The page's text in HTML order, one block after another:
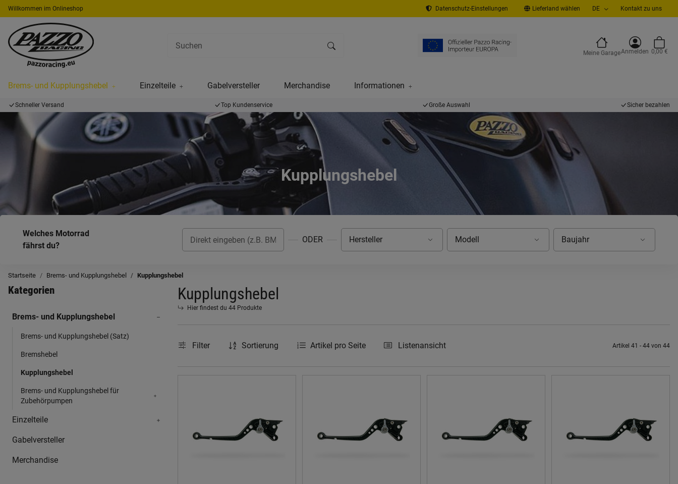
Willkommen im Onlineshop Datenschutz-Einstellungen Lieferland wählen DE Kontakt zu uns
Meine GarageAnmelden 0,00 €
Brems- und Kupplungshebel Einzelteile Gabelversteller Merchandise Informationen
Schneller Versand Top Kundenservice Große Auswahl Sicher bezahlen
Kupplungshebel
Welches Motorrad
fährst du?
ODER
Startseite Brems- und Kupplungshebel Kupplungshebel
Kupplungshebel
Hier findest du 44 Produkte
Filter Sortierung Artikel pro Seite Listenansicht Artikel 41 - 44 von 44
Kategorien
Brems- und Kupplungshebel
Brems- und Kupplungshebel (Satz)
Bremshebel
Kupplungshebel
Brems- und Kupplungshebel für
Zubehörpumpen
Einzelteile
Gabelversteller
Merchandise